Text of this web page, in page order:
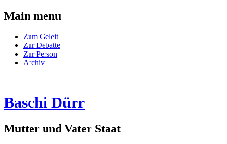
Main menu
Skip
content
Zum Geleit
Zur Debatte
Zur Person
Archiv
Baschi Dürr
Mutter und Vater Staat